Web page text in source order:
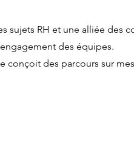
sujets RH et une alliée des
des équipes.
conçoit des parcours sur